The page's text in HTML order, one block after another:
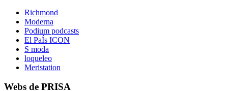
Richmond
Moderna
Podium podcasts
El PaÍs ICON
S moda
loqueleo
Meristation
Webs de PRISA